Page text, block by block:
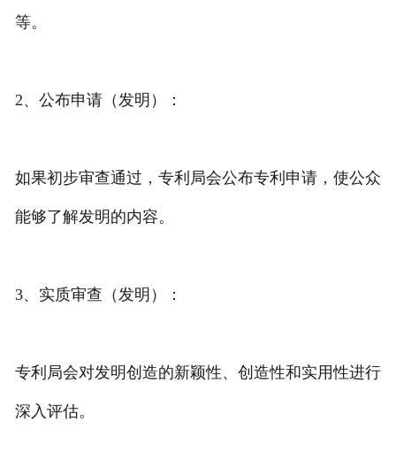
等。
2、公布申请（发明）：
如果初步审查通过，专利局会公布专利申请，使公众
能够了解发明的内容。
3、实质审查（发明）：
专利局会对发明创造的新颖性、创造性和实用性进行
深入评估。